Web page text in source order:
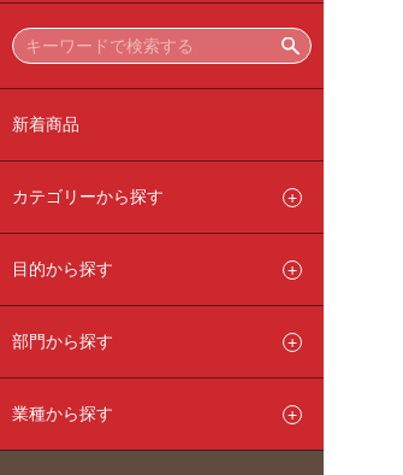
新着商品
カテゴリーから探す
目的から探す
部門から探す
業種から探す